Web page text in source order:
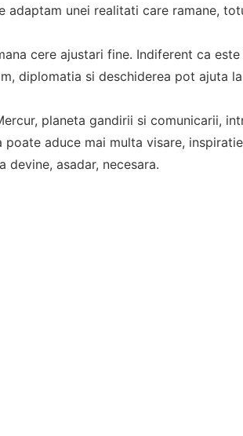
adaptam unei realitati care ramane,
cere ajustari fine. Indiferent ca
diplomatia si deschiderea pot ajuta
planeta gandirii si comunicarii,
poate aduce mai multa visare,
devine, asadar, necesara.